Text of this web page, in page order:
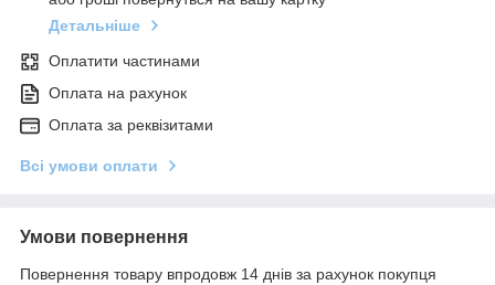
Детальніше
Оплатити частинами
Оплата на рахунок
Оплата за реквізитами
Всі умови оплати
Умови повернення
Повернення товару впродовж 14 днів за рахунок покупця